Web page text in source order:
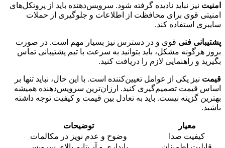
امنیت نیز نباید نادیده گرفته شود. سرویس‌دهنده باید از پروتکل‌های
امنیتی قوی برای محافظت از اطلاعات و جلوگیری از حملات
سایبری استفاده کند.
پشتیبانی فنی قوی و در دسترس نیز بسیار مهم است. در صورت
بروز هرگونه مشکل، باید بتوانید به سرعت با تیم پشتیبانی تماس
بگیرید و راهنمایی لازم را دریافت کنید.
قیمت نیز یکی از عوامل تعیین‌کننده است. با این حال، نباید تنها بر
اساس قیمت تصمیم‌گیری کنید. ارزان‌ترین سرویس‌دهنده همیشه
بهترین گزینه نیست. باید به تعادل بین قیمت و کیفیت توجه داشته
باشید.
معیار
توضیحات
کیفیت صدا
وضوح و عدم نویز در مکالمات